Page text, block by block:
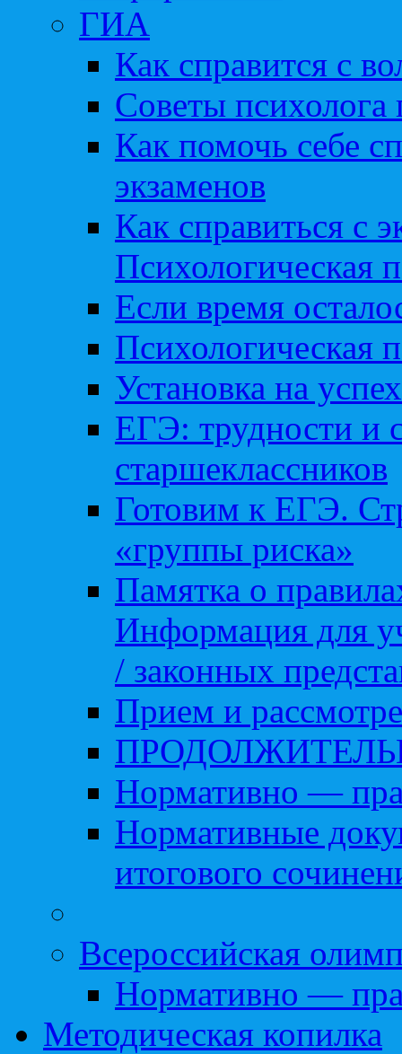
ГИА
Как справится с
Советы
Как помочь себе
экзаменов
Как справиться с
Психологическая
Если время
Психологическая
Установка на успех
ЕГЭ: трудности и
старшеклассников
Готовим к ЕГЭ.
«группы риска»
Памятка о
Информация для
/ законных
Прием и
Нормативно —
Нормативные
итогового
Всероссийская
Нормативно —
Методическая копилка